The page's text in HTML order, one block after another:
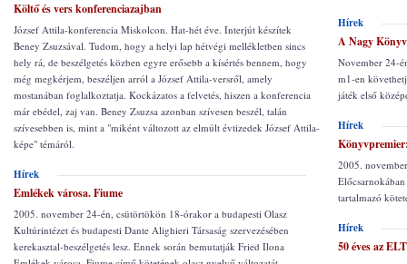
Költő és vers konferenciazajban
József Attila-konferencia Miskolcon. Hat-hét éve. Interjút készítek
Beney Zsuzsával. Tudom, hogy a helyi lap hétvégi mellékletben sincs
hely rá, de beszélgetés közben egyre erősebb a kísértés bennem, hogy
még megkérjem, beszéljen arról a József Attila-versről, amely
mostanában foglalkoztatja. Kockázatos a felvetés, hiszen a konferencia
már ebédel, zaj van. Beney Zsuzsa azonban szívesen beszél, talán
szívesebben is, mint a "miként változott az elmúlt évtizedek József Attila-
képe" témáról.
Hírek
Emlékek városa. Fiume
2005. november 24-én, csütörtökön 18-órakor a budapesti Olasz
Kultúrintézet és budapesti Dante Alighieri Társaság szervezésében
kerekasztal-beszélgetés lesz. Ennek során bemutatják Fried Ilona
Hírek
A Nagy
November 24-
m1-en
játék első
Hírek
2005.
tartalmazó
Hírek
50 éves az